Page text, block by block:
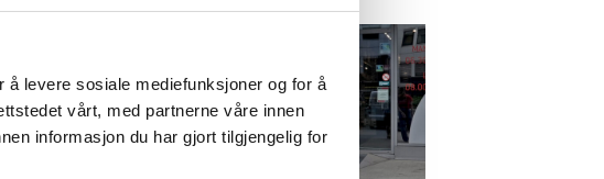
levere sosiale mediefunksjoner og for å
vårt, med partnerne våre innen
informasjon du har gjort tilgjengelig for